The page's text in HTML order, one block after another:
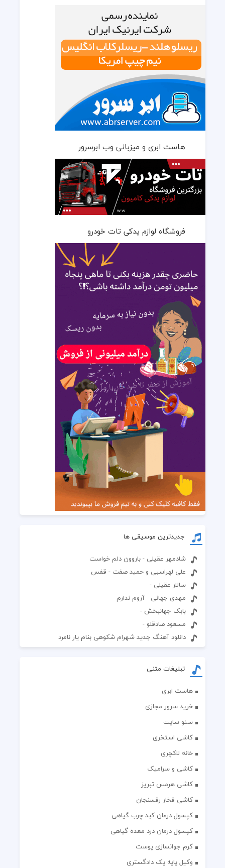
هاست ابری و میزبانی وب ابرسرور
فروشگاه لوازم یدکی تات خودرو
جدیدترین موسیقی ها
شادمهر عقیلی - باروون دلم خواست
علی لهراسبی و حمید صفت - قفس
سالار عقیلی -
مهدی جهانی - آروم ندارم
بابک جهانبخش -
مسعود صادقلو -
دانلود آهنگ جدید شهرام شکوهی بنام یار نامرد
تبلیغات متنی
هاست ابری
خرید سرور مجازی
سئو سایت
کاشی استخری
خانه لاکچری
کاشی و سرامیک
کاشی هرمس تبریز
کاشی فخار رفسنجان
کپسول درمان کبد چرب گیاهی
کپسول درمان درد معده گیاهی
کرم جوانسازی پوست
وکیل پایه یک دادگستری